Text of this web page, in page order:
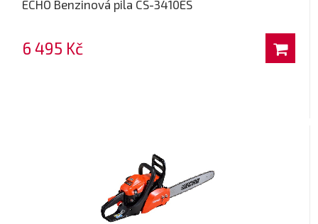
ECHO Benzinová pila CS-3410ES
6 495 Kč